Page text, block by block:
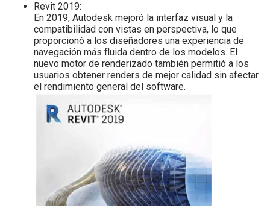
Revit 2019:
En 2019, Autodesk mejoró la interfaz visual y la
compatibilidad con vistas en perspectiva, lo que
proporcionó a los diseñadores una experiencia de
navegación más fluida dentro de los modelos. El
nuevo motor de renderizado también permitió a los
usuarios obtener renders de mejor calidad sin afectar
el rendimiento general del software.